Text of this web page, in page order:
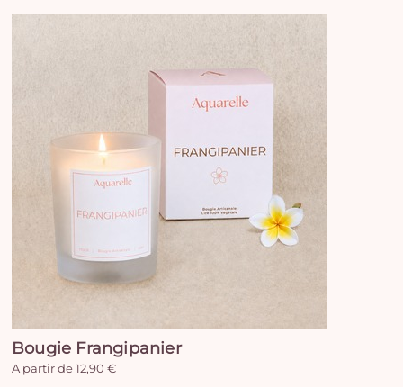
Bougie Frangipanier
A partir de 12,90 €